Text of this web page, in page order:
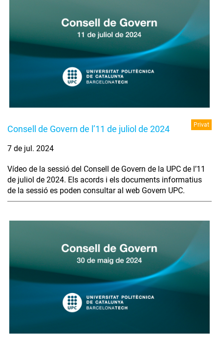
Consell de Govern de l’11 de juliol de 2024 Privat
7 de jul. 2024
Vídeo de la sessió del Consell de Govern de la UPC de l’11
de juliol de 2024. Els acords i els documents informatius
de la sessió es poden consultar al web Govern UPC.